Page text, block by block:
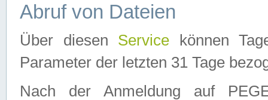
Abruf von Dateien
Über diesen Service können
Parameter der letzten 31 Tage
Nach der Anmeldung auf